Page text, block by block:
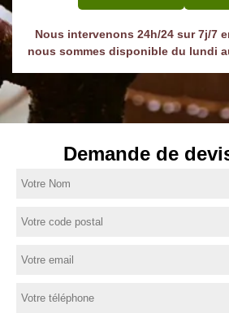
Nous intervenons 24h/24 sur 7j/7
nous sommes disponible du lundi
Demande de